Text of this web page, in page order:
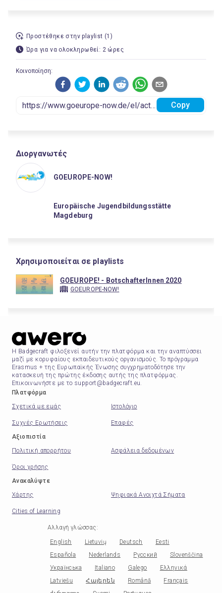
Προστέθηκε στην playlist (1)
Ώρα για να ολοκληρωθεί: 2 ώρες
Κοινοποίηση:
Copy
Διοργανωτές
GOEUROPE-NOW!
Europäische Jugendbildungsstätte
Magdeburg
Χρησιμοποιείται σε playlists
GOEUROPE! - BotschafterInnen 2020
GOEUROPE-NOW!
Η Badgecraft φιλοξενεί αυτήν την πλατφόρμα και την αναπτύσσει
μαζί με κορυφαίους εκπαιδευτικούς οργανισμούς. Το πρόγραμμα
Erasmus + της Ευρωπαϊκής Ένωσης συγχρηματοδότησε την
κατασκευή της πρώτης έκδοσης αυτής της πλατφόρμας.
Επικοινωνήστε με το support@badgecraft.eu.
Πλατφόρμα
Σχετικά με εμάς
Ιστολόγιο
Συχνές Ερωτήσεις
Επαφές
Αξιοπιστία
Πολιτική απορρήτου
Ασφάλεια δεδομένων
Όροι χρήσης
Ανακαλύψτε
Χάρτης
Ψηφιακά Ανοιχτά Σήματα
Cities of Learning
Αλλαγή γλώσσας :
English Lietuvių Deutsch
Eesti
Española
Nederlands Русский
Slovenščina
Українська
Italiano Galego
Ελληνικά
Latviešu
Հայերեն Română
Français